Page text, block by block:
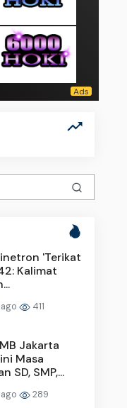
'Terikat
Kalimat
ago 411
Jakarta
Masa
SD, SMP,...
ago 289